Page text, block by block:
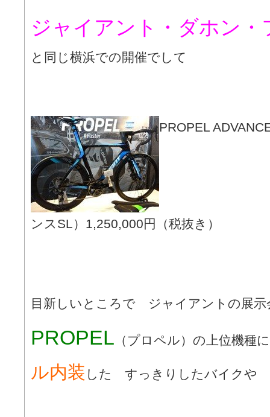
ジャイアント・ダホン・
と同じ横浜での開催でして
PROPEL
ンスSL）1,250,000円（税抜き）
目新しいところで ジャイアントの展示
PROPEL （プロペル）の上位機
ル内装 した すっきりしたバイクや